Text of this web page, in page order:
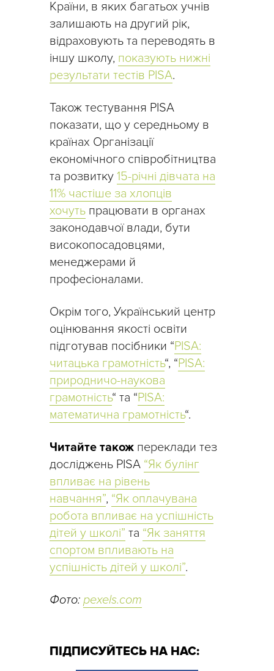
Країни, в яких багатьох учнів
залишають на другий рік,
відраховують та переводять в
іншу школу, показують нижні
результати тестів PISA.
Також тестування PISA
показати, що у середньому в
країнах Організації
економічного співробітництва
та розвитку 15-річні дівчата на
11% частіше за хлопців
хочуть працювати в органах
законодавчої влади, бути
високопосадовцями,
менеджерами й
професіоналами.
Окрім того, Український центр
оцінювання якості освіти
підготував посібники “PISA:
читацька грамотність“, “PISA:
природничо-наукова
грамотність“ та “PISA:
математична грамотність“.
Читайте також переклади тез
досліджень PISA “Як булінг
впливає на рівень
навчання”, “Як оплачувана
робота впливає на успішність
дітей у школі” та “Як заняття
спортом впливають на
успішність дітей у школі”.
Фото: pexels.com
ПІДПИСУЙТЕСЬ НА НАС: